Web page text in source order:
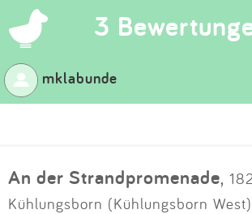
3
Suchen
App
mklabunde
An der Strandpromenade,
Kühlungsborn (Kühlungsborn West)